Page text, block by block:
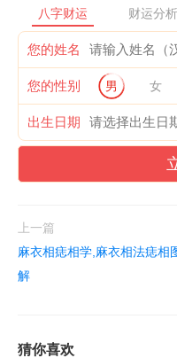
八字财运 财运分析
您的姓名
您的性别 男 女
出生日期
上一篇
麻衣相痣相学,麻衣相法痣相
解
猜你喜欢